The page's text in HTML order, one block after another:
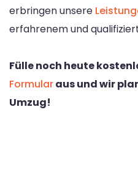
erbringen unsere
erfahrenem und
Fülle noch heute
Formularaus und wir
Umzug!